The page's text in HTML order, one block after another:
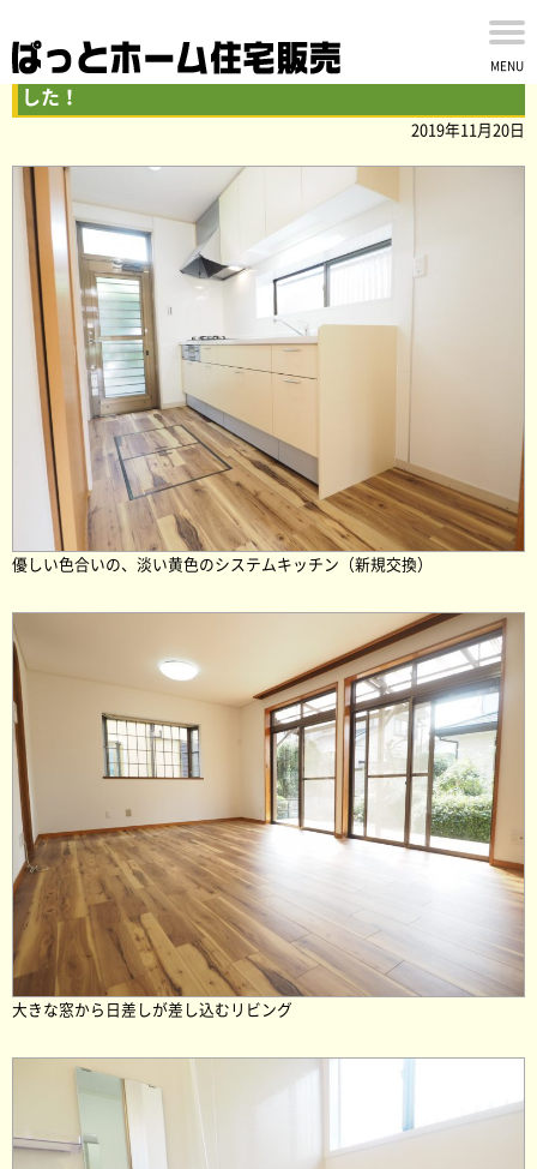
MENU
千葉市花見川区横戸台の中古戸建 リフォームが完了しま
した！
2019年11月20日
優しい色合いの、淡い黄色のシステムキッチン（新規交換）
大きな窓から日差しが差し込むリビング